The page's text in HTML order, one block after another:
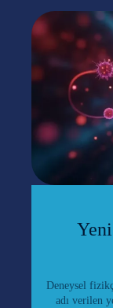
Deneysel
adı verilen